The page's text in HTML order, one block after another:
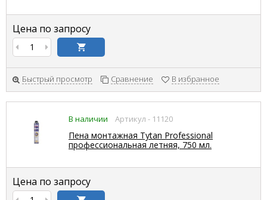
Цена по запросу
Быстрый просмотр Сравнение В избранное
В наличии Артикул - 11120
Пена монтажная Tytan Professional
профессиональная летняя, 750 мл.
Цена по запросу